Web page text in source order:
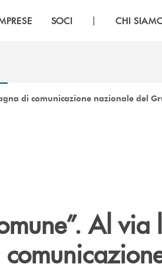
SOCI | CHI
di comunicazione nazionale del
Al via